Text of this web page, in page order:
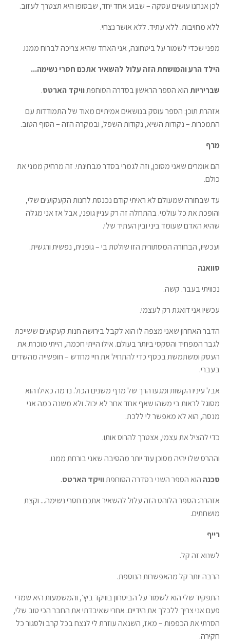
לכן אנחנו עושים עסקה – שבוע אחד יחד, שבסופו היא תצטרך לעזוב.
ללא מחויבות. ללא עתיד. ללא אושר נצחי.
מפני שכדי לשמור על ביטחונה, אני האחד שהיא צריכה לברוח ממנו.
הילד הרע והמושחת הזה עלול להשאיר אתכם חסרי נשימה...
שבריריותהוא הספר הראשון בסדרה הסוחפתוויקד הארטס.
אזהרת תוכן: הספר עוסק בנושאים אמיתיים מאוד של התמודדות עם
התמכרות – נקודות השיא, נקודות השפל, ובמקרה הזה – הסוף הטוב.
מרף
הם אומרים שאני מסוכן, וזה לגמרי בסדר מבחינתי. זה מרחיק ממני את
כולם.
עד שבחורה שמעולם לא ראיתי קודם נכנסת לחנות הקעקועים שלי,
והופכת את כל עולמי. בהתחלה זה רק עניין גופני, אבל אז אני מגלה
שהיא האדם שעומד ביני ובין העתיד שלי.
ועכשיו, הבחורה המסתורית הזו שולטת בי – גופנית, נפשית ורגשית.
סוואנה
נכוויתי בעבר. קשה.
עכשיו אני דואגת רק לעצמי.
הדבר האחרון שאני מצפה לו הוא לקבל בירושה חנות קעקועים ששייכת
לגבר המפחיד והסקסי ביותר בעולם. אילו הייתי חכמה, הייתי מוכרת את
העסק ומשתמשת בכסף כדי להתחיל את חיי מחדש – חופשייה מהשדים
בעברי.
אבל עיניו הקשות ומגעו הרך של מרף משנים הכול. נדמה כאילו הוא
מסוגל לראות בי משהו שאף אחד אחר לא יכול. ולא משנה כמה אני
מנסה, הוא לא מאפשר לי ללכת.
כדי להציל את עצמי, אצטרך להרוס אותו.
וההרס שלו יהיה מסוכן עוד יותר מהסיבה שאני בורחת ממנו.
סכנה הוא הספר השני בסדרה הסוחפתוויקד הארטס.
אזהרה: הספר הלוהט הזה עלול להשאיר אתכם חסרי נשימה... וקצת
מושחתים.
רייף
לשנוא זה קל.
הרבה יותר קל מהאפשרות הנוספת.
התפקיד שלי הוא לשמור על הביטחון בוויקד ביץ׳, והמשמעות היא שמדי
פעם אני צריך ללכלך את הידיים. אחרי שאיבדתי את החבר הכי טוב שלי,
הסרתי את הכפפות – מאז, השנאה עוזרת לי לנצח בכל קרב ולסגור כל
חקירה.